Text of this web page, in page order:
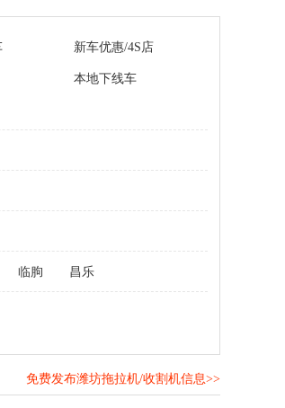
新车优惠/4S店
本地下线车
临朐 昌乐
免费发布潍坊拖拉机/收割机信息>>